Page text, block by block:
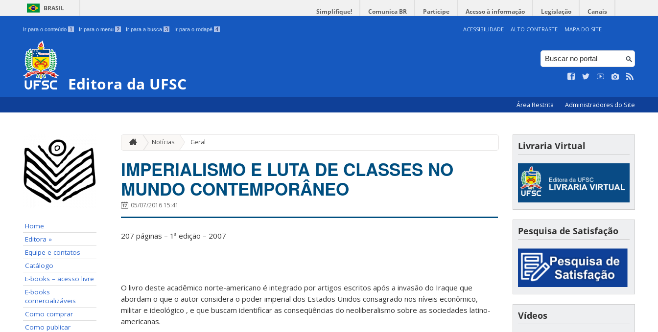
BRASIL Simplifique! Comunica BR Participe Acesso à informação Legislação Canais
Ir para o conteúdo 1 Ir para o menu 2 Ir para a busca 3 Ir para o rodapé 4 ACESSIBILIDADE ALTO CONTRASTE MAPA DO SITE
Editora da UFSC
Área Restrita Administradores do Site
Home
Editora »
Equipe e contatos
Catálogo
E-books – acesso livre
E-books
comercializáveis
Como comprar
Como publicar
Notícias Geral
IMPERIALISMO E LUTA DE CLASSES NO
MUNDO CONTEMPORÂNEO
05/07/2016 15:41
207 páginas – 1ª edição – 2007
O livro deste acadêmico norte-americano é integrado por artigos escritos após a invasão do Iraque que
abordam o que o autor considera o poder imperial dos Estados Unidos consagrado nos níveis econômico,
militar e ideológico , e que buscam identificar as conseqüências do neoliberalismo sobre as sociedades latino-
americanas.
Livraria Virtual
Pesquisa de Satisfação
Vídeos